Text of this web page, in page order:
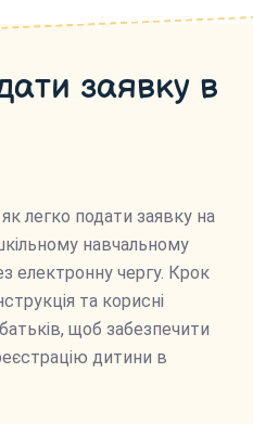
заявку в
легко подати заявку на
навчальному
електронну чергу. Крок
та корисні
щоб забезпечити
дитини в